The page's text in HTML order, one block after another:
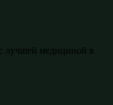
лучшей медициной в